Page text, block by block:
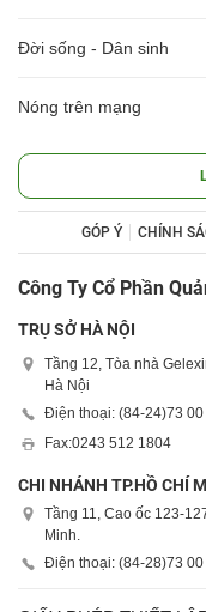
Đời sống - Dân sinh
Nóng trên mạng
GÓP Ý CHÍNH
Công Ty Cổ Phần
TRỤ SỞ HÀ NỘI
Tầng 12, Tòa nhà
Hà Nội
Điện thoại: (84-24)73
Fax:0243 512 1804
CHI NHÁNH TP.HỒ CHÍ
Tầng 11, Cao ốc 123-
Minh.
Điện thoại: (84-28)73